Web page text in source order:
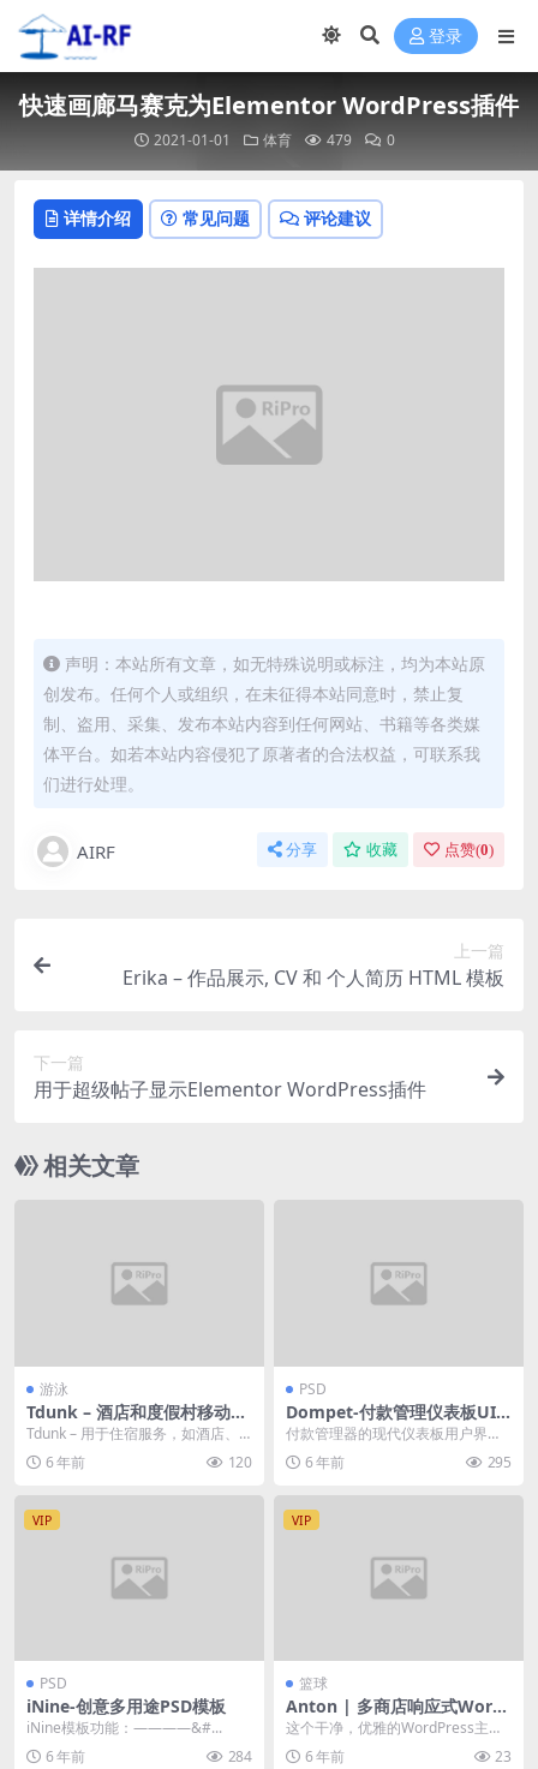
登录
快速画廊马赛克为Elementor WordPress插件
2021-01-01 体育 479 0
详情介绍 常见问题 评论建议
声明：本站所有文章，如无特殊说明或标注，均为本站原
创发布。任何个人或组织，在未征得本站同意时，禁止复
制、盗用、采集、发布本站内容到任何网站、书籍等各类媒
体平台。如若本站内容侵犯了原著者的合法权益，可联系我
们进行处理。
AIRF 分享 收藏 点赞(0)
上一篇
Erika – 作品展示, CV 和 个人简历 HTML 模板
下一篇
用于超级帖子显示Elementor WordPress插件
相关文章
游泳
Tdunk – 酒店和度假村移动模
板
Tdunk – 用于住宿服务，如酒店、
度假村、公寓、房间预订、住宿
地...6 年前 120
PSD
Dompet-付款管理仪表板UI
模板
付款管理器的现代仪表板用户界面
设计模板。 该模板非常适合钱包，
数字货币，数字支付...
6 年前 295
VIP
PSD
iNine-创意多用途PSD模板
iNine模板功能：————&#...
6 年前
284
VIP
篮球
Anton | 多商店响应式Word
Press主题
这个干净，优雅的WordPress主题
是专门为创建商务专业在线商店而
设计的。 创...
6 年前 23